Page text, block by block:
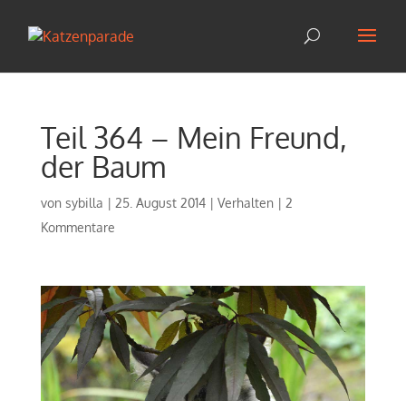
Teil 364 – Mein Freund,
der Baum
von sybilla | 25. August 2014| Verhalten| 2
Kommentare